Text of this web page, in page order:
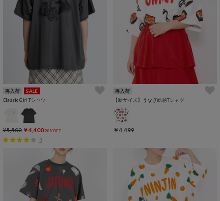
再入荷
SALE
Classic Girl Tシャツ
¥5,500 ￥4,400 20%OFF
3
再入荷
【新サイズ】うなぎ総柄Tシャツ
￥4,499